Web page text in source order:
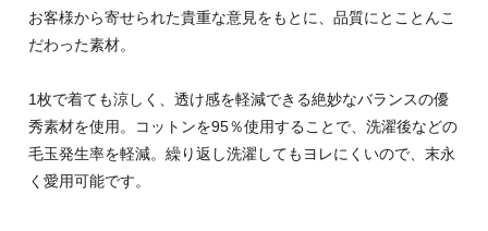
お客様から寄せられた貴重な意見をもとに、品質にとことんこ
だわった素材。
1枚で着ても涼しく、透け感を軽減できる絶妙なバランスの優
秀素材を使用。コットンを95％使用することで、洗濯後などの
毛玉発生率を軽減。繰り返し洗濯してもヨレにくいので、末永
く愛用可能です。